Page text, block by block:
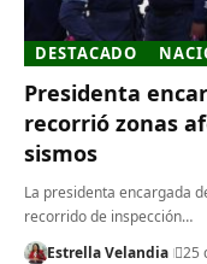
DESTACADO
Presidenta
recorrió zonas
sismos
La presidenta encargada
recorrido de inspección…
Estrella Velandia
25